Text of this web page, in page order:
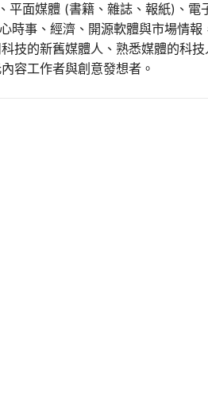
平面媒體 (書籍、雜誌、報紙)、電
時事、經濟、開源軟體與市場情報
技的新舊媒體人、熟悉媒體的科
容工作者與創意發想者。